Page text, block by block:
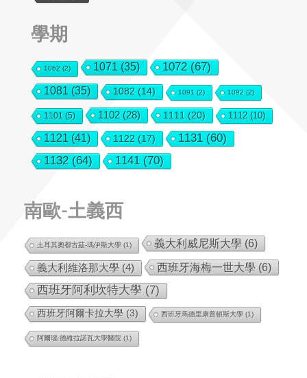
學期
1062 (2) 1071 (35) 1072(67)
1081 (35) 1082 (14) 1091 (2) 1092 (2)
1101 (5) 1102(28) 1111 (20) 1112(10)
1121 (41) 1122 (17) 1131 (60)
1132(64) 1141 (70)
南歐-土義西
土耳其奧都古茲-瑪伊斯大學 (1) 義大利威尼斯大學 (6)
義大利維洛那大學 (4) 西班牙海梅一世大學 (6)
西班牙阿利坎特大學 (7)
西班牙阿爾卡拉大學 (3) 西班牙馬德里康普頓斯大學 (1)
阿爾瑙·德維拉諾瓦大學醫院 (1)